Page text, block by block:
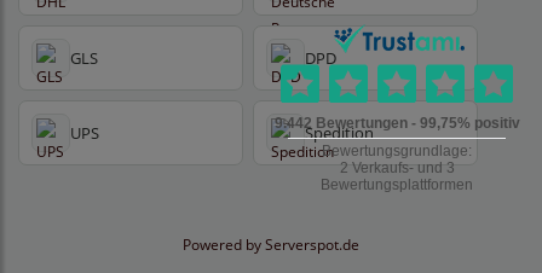
GLS DPD
UPS Spedition
Powered byServerspot.de